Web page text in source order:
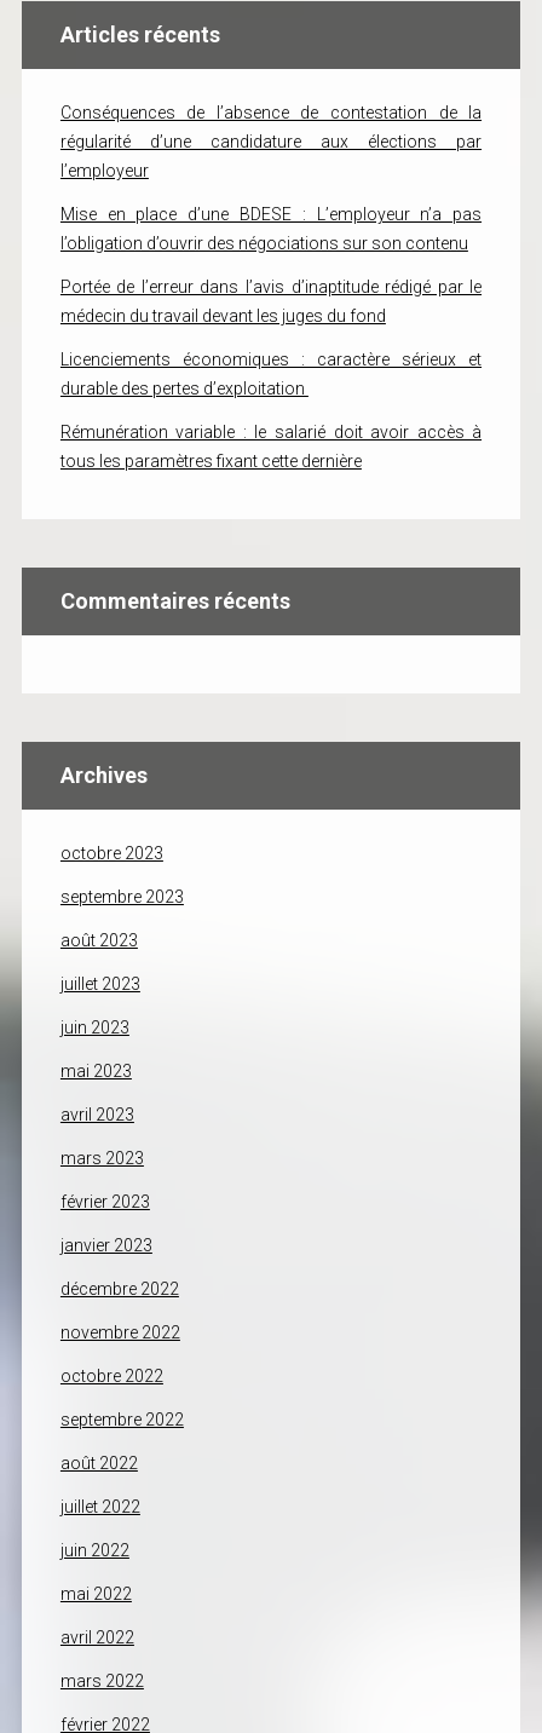
Articles récents
Conséquences de l’absence de contestation de la
régularité d’une candidature aux élections par
l’employeur
Mise en place d’une BDESE : L’employeur n’a pas
l’obligation d’ouvrir des négociations sur son contenu
Portée de l’erreur dans l’avis d’inaptitude rédigé par le
médecin du travail devant les juges du fond
Licenciements économiques : caractère sérieux et
durable des pertes d’exploitation
Rémunération variable : le salarié doit avoir accès à
tous les paramètres fixant cette dernière
Commentaires récents
Archives
octobre 2023
septembre 2023
août 2023
juillet 2023
juin 2023
mai 2023
avril 2023
mars 2023
février 2023
janvier 2023
décembre 2022
novembre 2022
octobre 2022
septembre 2022
août 2022
juillet 2022
juin 2022
mai 2022
avril 2022
mars 2022
février 2022